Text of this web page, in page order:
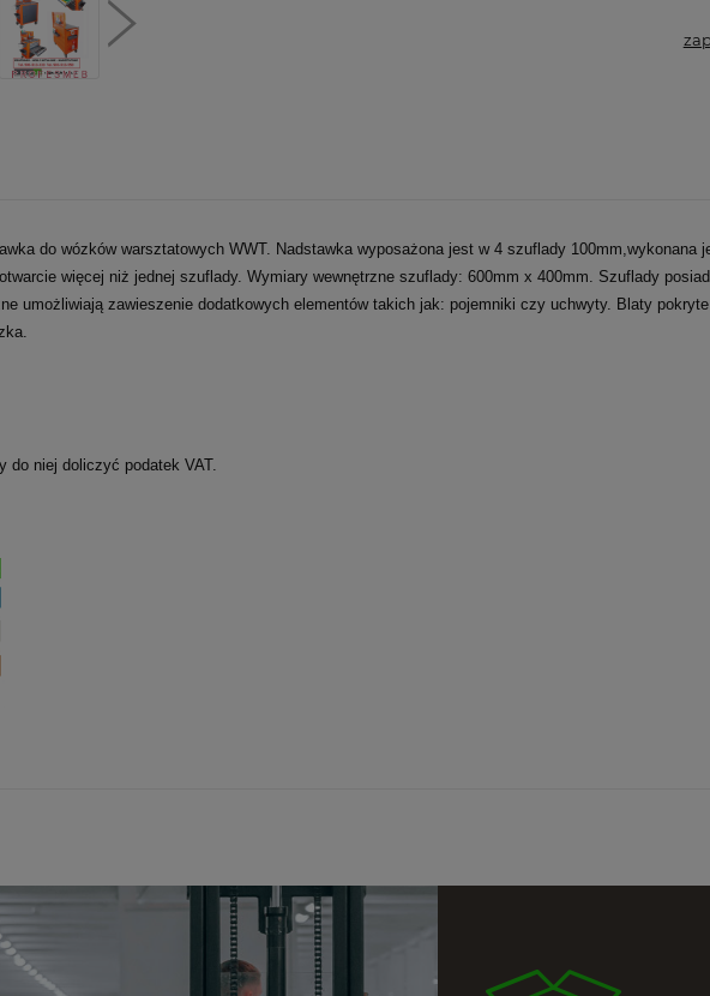
do wózków warsztatowych WWT. Nadstawka wyposażona jest w 4 szuflady
więcej niż jednej szuflady. Wymiary wewnętrzne szuflady: 600mm x 400mm. Szuflady
umożliwiają zawieszenie dodatkowych elementów takich jak: pojemniki czy uchwyty. Blaty
do niej doliczyć podatek VAT.